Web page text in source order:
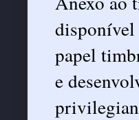
disponível
papel
e